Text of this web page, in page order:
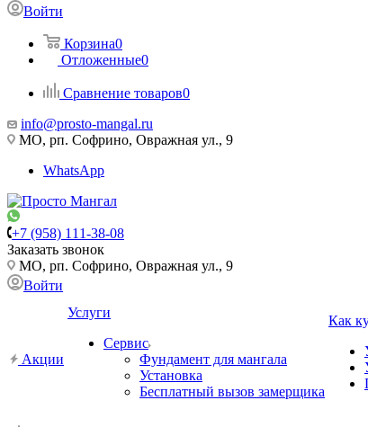
Войти
Корзина0
Отложенные0
Сравнение товаров0
info@prosto-mangal.ru
МО, рп. Софрино, Овражная ул., 9
WhatsApp
+7 (958) 111-38-08
Заказать звонок
МО, рп. Софрино, Овражная ул., 9
Войти
Акции
Услуги
Сервис
Фундамент для мангала
Установка
Бесплатный вызов замерщика
Как